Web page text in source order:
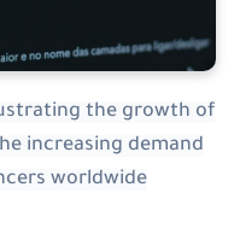
illustrating the growth
the increasing demand
worldwide